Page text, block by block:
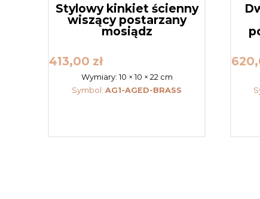
Stylowy kinkiet ścienny
wiszący postarzany
mosiądz
413,00 zł
Wymiary: 10 × 10 × 22 cm
Symbol:AG1-AGED-BRASS